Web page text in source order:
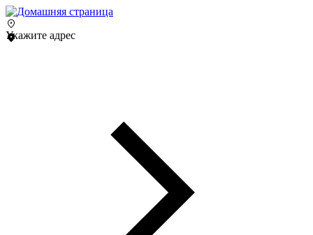
Укажите адрес